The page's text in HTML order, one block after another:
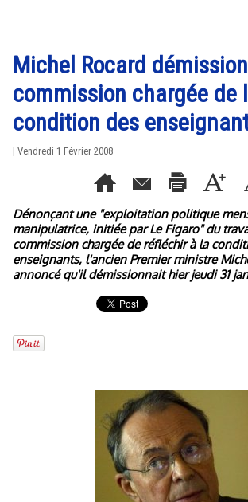
Michel Rocard
commission chargée de
condition des
| Vendredi 1 Février 2008
Dénonçant une "exploitation politique
manipulatrice, initiée par Le Figaro" du
commission chargée de réfléchir à la
enseignants, l'ancien Premier ministre
annoncé qu'il démissionnait hier jeudi 31